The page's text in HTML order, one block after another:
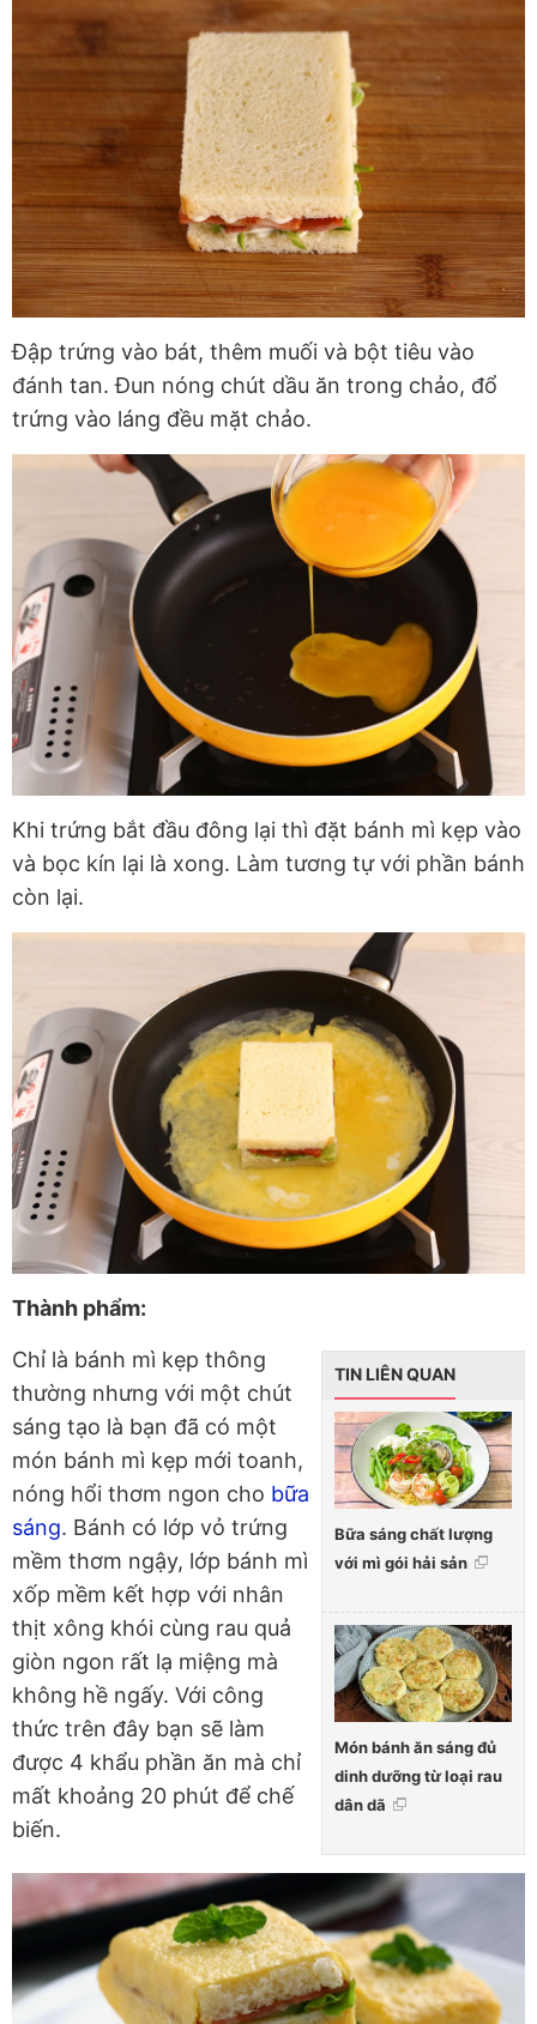
Đập trứng vào bát, thêm muối và bột tiêu vào
đánh tan. Đun nóng chút dầu ăn trong chảo, đổ
trứng vào láng đều mặt chảo.
Khi trứng bắt đầu đông lại thì đặt bánh mì kẹp vào
và bọc kín lại là xong. Làm tương tự với phần bánh
còn lại.
Thành phẩm:
TIN LIÊN QUAN
Bữa sáng chất lượng
với mì gói hải sản
Món bánh ăn sáng đủ
dinh dưỡng từ loại rau
dân dã
Chỉ là bánh mì kẹp thông
thường nhưng với một chút
sáng tạo là bạn đã có một
món bánh mì kẹp mới toanh,
nóng hổi thơm ngon cho bữa
sáng. Bánh có lớp vỏ trứng
mềm thơm ngậy, lớp bánh mì
xốp mềm kết hợp với nhân
thịt xông khói cùng rau quả
giòn ngon rất lạ miệng mà
không hề ngấy. Với công
thức trên đây bạn sẽ làm
được 4 khẩu phần ăn mà chỉ
mất khoảng 20 phút để chế
biến.